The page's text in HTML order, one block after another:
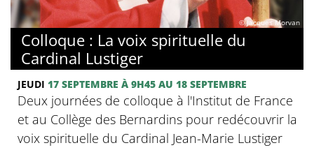
© Jacques Morvan
Colloque : La voix spirituelle du
Cardinal Lustiger
JEUDI 17 SEPTEMBRE À 9H45 AU 18 SEPTEMBRE
Deux journées de colloque à l'Institut de France
et au Collège des Bernardins pour redécouvrir la
voix spirituelle du Cardinal Jean-Marie Lustiger